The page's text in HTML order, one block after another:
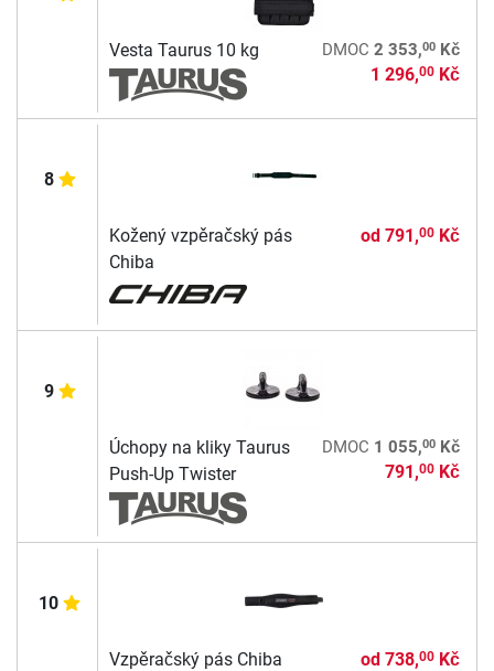
Vesta Taurus 10 kg DMOC 2 353,00Kč
1 296,00Kč
8
Kožený vzpěračský pás
Chiba
od 791,00Kč
9
Úchopy na kliky Taurus
Push-Up Twister
DMOC 1 055,00Kč
791,00Kč
10
Vzpěračský pás Chiba
od 738,00Kč